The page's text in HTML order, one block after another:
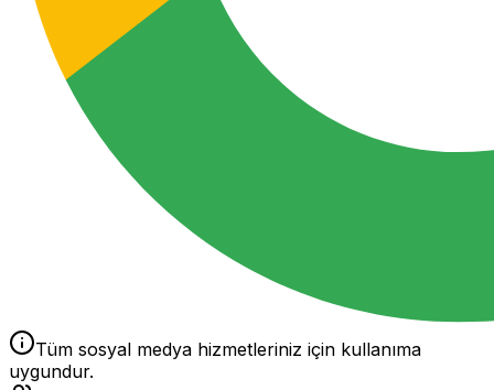
Tüm sosyal medya hizmetleriniz için kullanıma
uygundur.